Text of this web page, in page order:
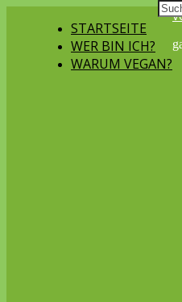
STARTSEITE
WER BIN ICH?
WARUM VEGAN?